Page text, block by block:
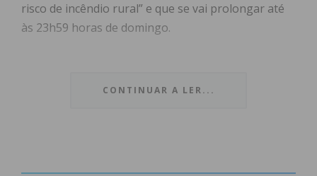
risco de incêndio rural” e que se vai prolongar até
às 23h59 horas de domingo.
vermelho: Porto, Viana do Castelo, Braga, Vila Real,
CONTINUAR A LER...